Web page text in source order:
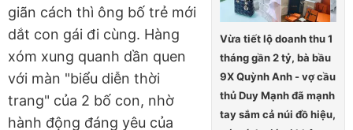
Vừa tiết lộ doanh thu 1
tháng gần 2 tỷ, bà bầu
9X Quỳnh Anh - vợ cầu
thủ Duy Mạnh đã mạnh
tay sắm cả núi đồ hiệu,
giãn cách thì ông bố trẻ mới
dắt con gái đi cùng. Hàng
xóm xung quanh dần quen
với màn "biểu diễn thời
trang" của 2 bố con, nhờ
hành động đáng yêu của